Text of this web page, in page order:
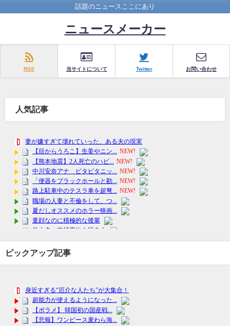
話題のニュースここにあり
ニュースメーカー
RSS 当サイトについて Twitter お問い合わせ
人気記事
ピックアップ記事